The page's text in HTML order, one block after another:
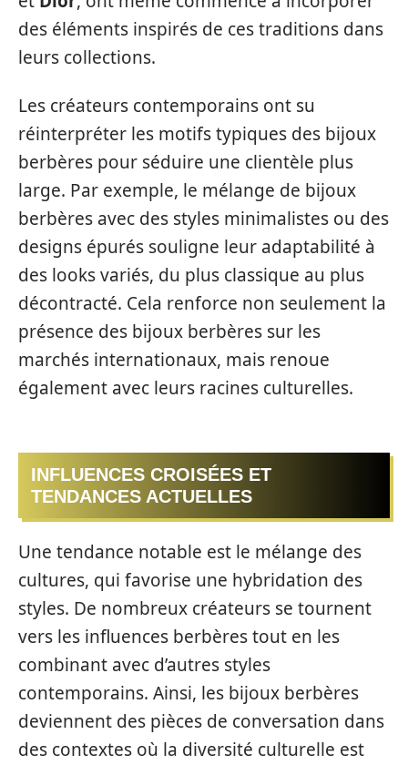
des éléments inspirés de ces traditions dans
leurs collections.
Les créateurs contemporains ont su
réinterpréter les motifs typiques des bijoux
berbères pour séduire une clientèle plus
large. Par exemple, le mélange de bijoux
berbères avec des styles minimalistes ou des
designs épurés souligne leur adaptabilité à
des looks variés, du plus classique au plus
décontracté. Cela renforce non seulement la
présence des bijoux berbères sur les
marchés internationaux, mais renoue
également avec leurs racines culturelles.
INFLUENCES CROISÉES ET
TENDANCES ACTUELLES
Une tendance notable est le mélange des
cultures, qui favorise une hybridation des
styles. De nombreux créateurs se tournent
vers les influences berbères tout en les
combinant avec d’autres styles
contemporains. Ainsi, les bijoux berbères
deviennent des pièces de conversation dans
des contextes où la diversité culturelle est